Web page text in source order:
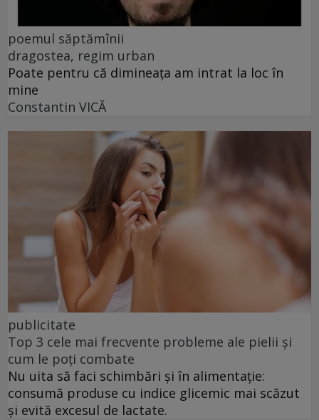
poemul săptămînii
dragostea, regim urban
Poate pentru că dimineața am intrat la loc în
mine
Constantin VICĂ
publicitate
Top 3 cele mai frecvente probleme ale pielii și
cum le poți combate
Nu uita să faci schimbări și în alimentație:
consumă produse cu indice glicemic mai scăzut
și evită excesul de lactate.